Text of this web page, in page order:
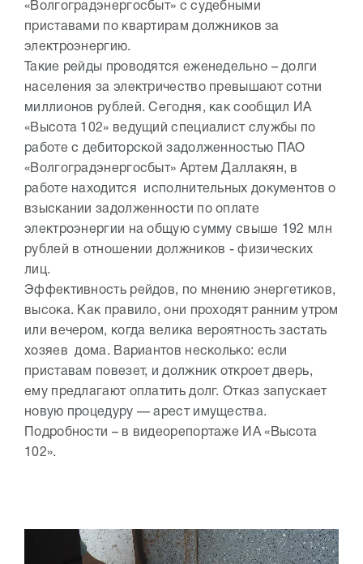
«Волгоградэнергосбыт» с судебными
приставами по квартирам должников за
электроэнергию.
Такие рейды проводятся еженедельно – долги
населения за электричество превышают сотни
миллионов рублей. Сегодня, как сообщил ИА
«Высота 102» ведущий специалист службы по
работе с дебиторской задолженностью ПАО
«Волгоградэнергосбыт» Артем Даллакян, в
работе находится исполнительных документов о
взыскании задолженности по оплате
электроэнергии на общую сумму свыше 192 млн
рублей в отношении должников - физических
лиц.
Эффективность рейдов, по мнению энергетиков,
высока. Как правило, они проходят ранним утром
или вечером, когда велика вероятность застать
хозяев дома. Вариантов несколько: если
приставам повезет, и должник откроет дверь,
ему предлагают оплатить долг. Отказ запускает
новую процедуру — арест имущества.
Подробности – в видеорепортаже ИА «Высота
102».